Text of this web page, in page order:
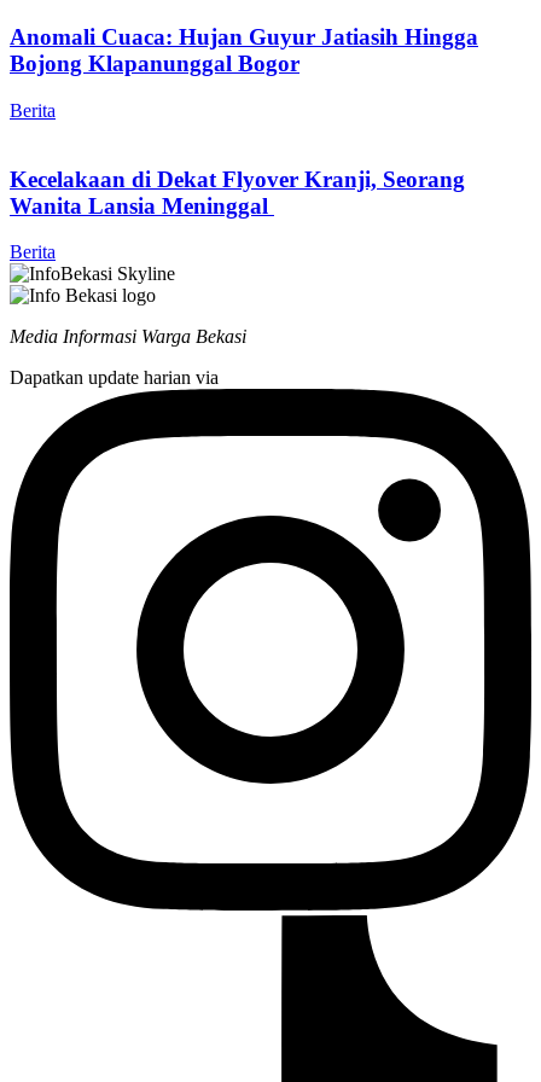
Anomali Cuaca: Hujan Guyur Jatiasih Hingga
Bojong Klapanunggal Bogor
Berita
Kecelakaan di Dekat Flyover Kranji, Seorang
Wanita Lansia Meninggal
Berita
Media Informasi Warga Bekasi
Dapatkan update harian via